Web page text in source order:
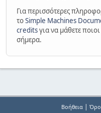
Για περισσότερες
τοSimple Machines
creditsγια να μάθετε
σήμερα.
Βοήθεια|